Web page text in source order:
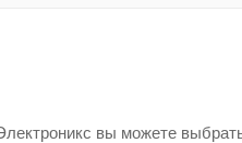
вы можете